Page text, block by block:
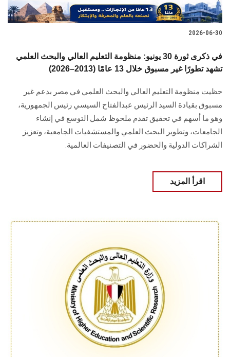
الدراسات العليا
الزائـرون
سجل الان
2026-06-30
في ذكرى ثورة 30 يونيو: منظومة التعليم العالي والبحث العلمي
تشهد تطورًا غير مسبوق خلال 13 عامًا (2013–2026)
حظيت منظومة التعليم العالي والبحث العلمي في مصر بدعم غير
مسبوق بقيادة السيد الرئيس عبدالفتاح السيسي رئيس الجمهورية،
وهو ما أسهم في تحقيق تقدم ملحوظ شمل التوسع في إنشاء
الجامعات، وتطوير البحث العلمي والمستشفيات الجامعية، وتعزيز
الشراكات الدولية والحضور في التصنيفات العالمية.
اقرأ المزيد